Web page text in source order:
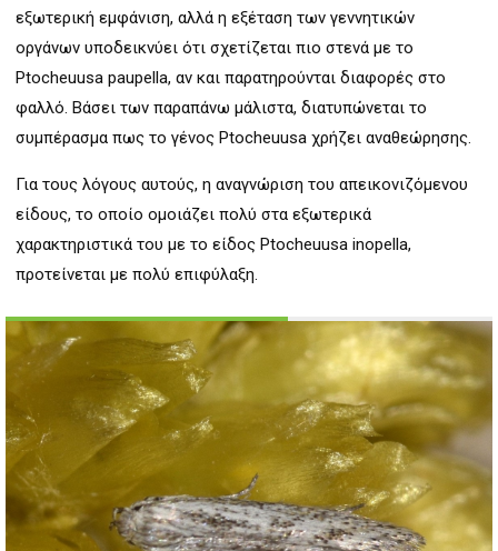
εξωτερική εμφάνιση, αλλά η εξέταση των γεννητικών
οργάνων υποδεικνύει ότι σχετίζεται πιο στενά με το
Ptocheuusa paupella, αν και παρατηρούνται διαφορές στο
φαλλό. Βάσει των παραπάνω μάλιστα, διατυπώνεται το
συμπέρασμα πως το γένος Ptocheuusa χρήζει αναθεώρησης.
Για τους λόγους αυτούς, η αναγνώριση του απεικονιζόμενου
είδους, το οποίο ομοιάζει πολύ στα εξωτερικά
χαρακτηριστικά του με το είδος Ptocheuusa inopella,
προτείνεται με πολύ επιφύλαξη.